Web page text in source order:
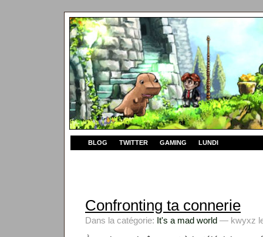
BLOG TWITTER GAMING LUNDI
Confronting ta connerie
Dans la catégorie: It's a mad world — kwyxz